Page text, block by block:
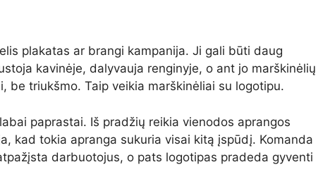
plakatas ar brangi kampanija. Ji gali būti daug
kavinėje, dalyvauja renginyje, o ant jo marškinėlių
be triukšmo. Taip veikia marškinėliai su logotipu.
paprastai. Iš pradžių reikia vienodos aprangos
kad tokia apranga sukuria visai kitą įspūdį. Komanda
darbuotojus, o pats logotipas pradeda gyventi